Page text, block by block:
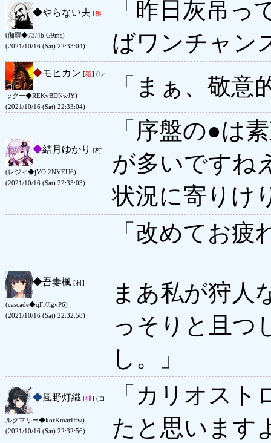
◆やらない夫 [狼]
(伽羅◆73/4b.G9ms)
(2021/10/16 (Sat) 22:33:04)
「昨日灰吊
ばワンチャン
◆モヒカン [狼] (レ
ックー◆REKvBDNwJY)
(2021/10/16 (Sat) 22:33:04)
「まぁ、敬
◆結月ゆかり [村]
(レジィ◆jVO.2NVEU6)
(2021/10/16 (Sat) 22:33:03)
「序盤の●は
が多いですね
状況に寄りけ
◆吾妻楓 [村]
(cascade◆qFi/JlgvP6)
(2021/10/16 (Sat) 22:32:58)
「改めてお疲
まあ私が狩人
っそりと且つ
し。」
◆風野灯織 [狐] (コ
ルクマリー◆korKmarIEw)
(2021/10/16 (Sat) 22:32:56)
「カリオス
たと思います